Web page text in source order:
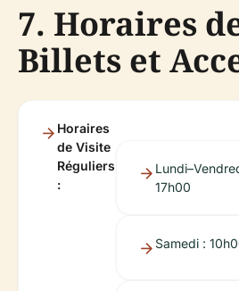
7. Horaires
Billets et
Horaires
de Visite
Réguliers
:
17h00
Samedi :